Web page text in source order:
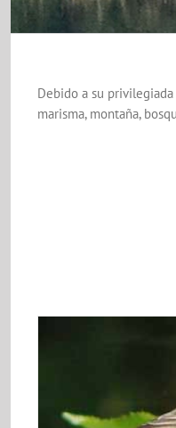
Debido a su
marisma, montaña,